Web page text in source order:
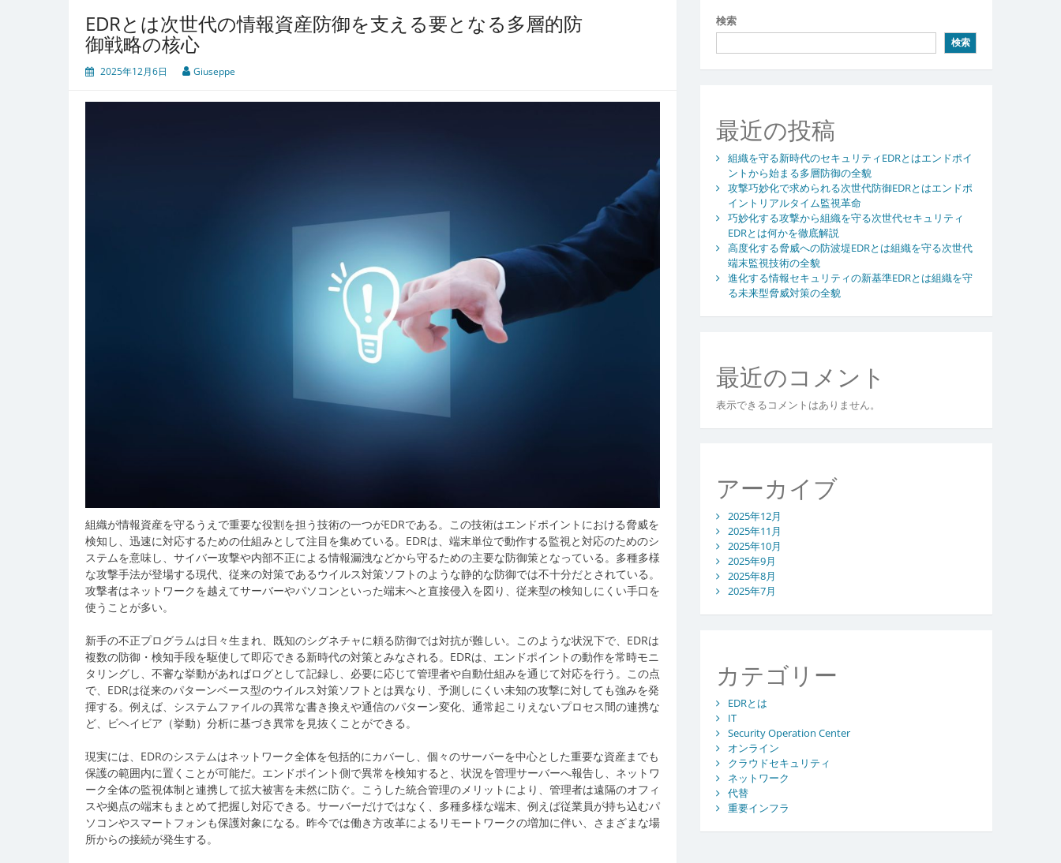
EDRとは次世代の情報資産防御を支える要となる多層的防
御戦略の核心
2025年12月6日 Giuseppe
組織が情報資産を守るうえで重要な役割を担う技術の一つがEDRである。
この技術はエンドポイントにおける脅威を
検知し、迅速に対応するための仕組みとして注目を集めている。EDRは、端末単位で動作する監視と対応のためのシ
ステムを意味し、サイバー攻撃や内部不正による情報漏洩などから守るための主要な防御策となっている。多種多様
な攻撃手法が登場する現代、従来の対策であるウイルス対策ソフトのような静的な防御では不十分だとされている。
攻撃者はネットワークを越えてサーバーやパソコンといった端末へと直接侵入を図り、従来型の検知しにくい手口を
使うことが多い。
新手の不正プログラムは日々生まれ、既知のシグネチャに頼る防御では対抗が難しい。このような状況下で、EDRは
複数の防御・検知手段を駆使して即応できる新時代の対策とみなされる。EDRは、エンドポイントの動作を常時モニ
タリングし、不審な挙動があればログとして記録し、必要に応じて管理者や自動仕組みを通じて対応を行う。この点
で、EDRは従来のパターンベース型のウイルス対策ソフトとは異なり、予測しにくい未知の攻撃に対しても強みを発
揮する。例えば、システムファイルの異常な書き換えや通信のパターン変化、通常起こりえないプロセス間の連携な
ど、ビヘイビア（挙動）分析に基づき異常を見抜くことができる。
現実には、EDRのシステムはネットワーク全体を包括的にカバーし、個々のサーバーを中心とした重要な資産までも
保護の範囲内に置くことが可能だ。エンドポイント側で異常を検知すると、状況を管理サーバーへ報告し、ネットワ
ーク全体の監視体制と連携して拡大被害を未然に防ぐ。こうした統合管理のメリットにより、管理者は遠隔のオフィ
スや拠点の端末もまとめて把握し対応できる。サーバーだけではなく、多種多様な端末、例えば従業員が持ち込むパ
ソコンやスマートフォンも保護対象になる。昨今では働き方改革によるリモートワークの増加に伴い、さまざまな場
所からの接続が発生する。
検索
検索
最近の投稿
組織を守る新時代のセキュリティEDRとはエンドポイ
ントから始まる多層防御の全貌
攻撃巧妙化で求められる次世代防御EDRとはエンドポ
イントリアルタイム監視革命
巧妙化する攻撃から組織を守る次世代セキュリティ
EDRとは何かを徹底解説
高度化する脅威への防波堤EDRとは組織を守る次世代
端末監視技術の全貌
進化する情報セキュリティの新基準EDRとは組織を守
る未来型脅威対策の全貌
最近のコメント
表示できるコメントはありません。
アーカイブ
2025年12月
2025年11月
2025年10月
2025年9月
2025年8月
2025年7月
カテゴリー
EDRとは
IT
Security Operation Center
オンライン
クラウドセキュリティ
ネットワーク
代替
重要インフラ